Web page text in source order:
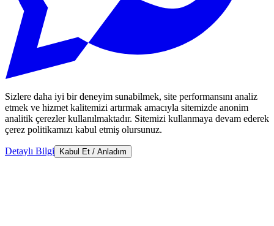
Sizlere daha iyi bir deneyim sunabilmek, site performansını analiz
etmek ve hizmet kalitemizi artırmak amacıyla sitemizde anonim
analitik çerezler kullanılmaktadır. Sitemizi kullanmaya devam ederek
çerez politikamızı kabul etmiş olursunuz.
Detaylı Bilgi Kabul Et / Anladım